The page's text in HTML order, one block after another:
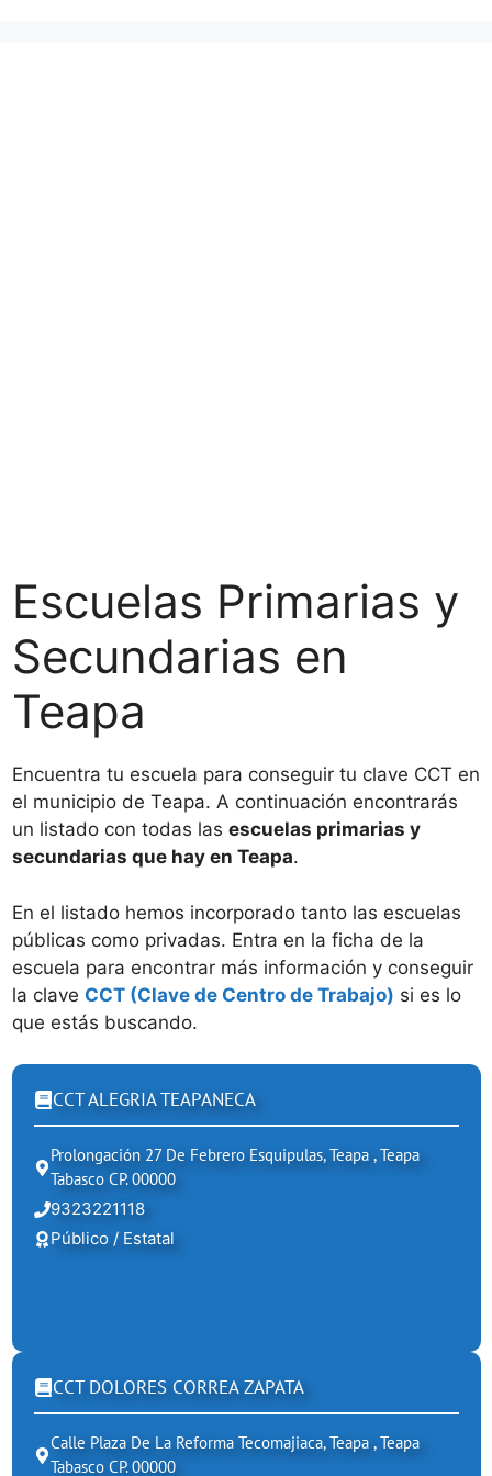
Escuelas Primarias y
Secundarias en
Teapa
Encuentra tu escuela para conseguir tu clave CCT en
el municipio de Teapa. A continuación encontrarás
un listado con todas las escuelas primarias y
secundarias que hay en Teapa.
En el listado hemos incorporado tanto las escuelas
públicas como privadas. Entra en la ficha de la
escuela para encontrar más información y conseguir
la clave CCT (Clave de Centro de Trabajo) si es lo
que estás buscando.
CCT ALEGRIA TEAPANECA
Prolongación 27 De Febrero Esquipulas, Teapa , Teapa
Tabasco CP. 00000
9323221118
Público / Estatal
CCT DOLORES CORREA ZAPATA
Calle Plaza De La Reforma Tecomajiaca, Teapa , Teapa
Tabasco CP. 00000